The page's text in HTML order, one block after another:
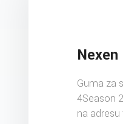
Guma za
4Season
na adresu